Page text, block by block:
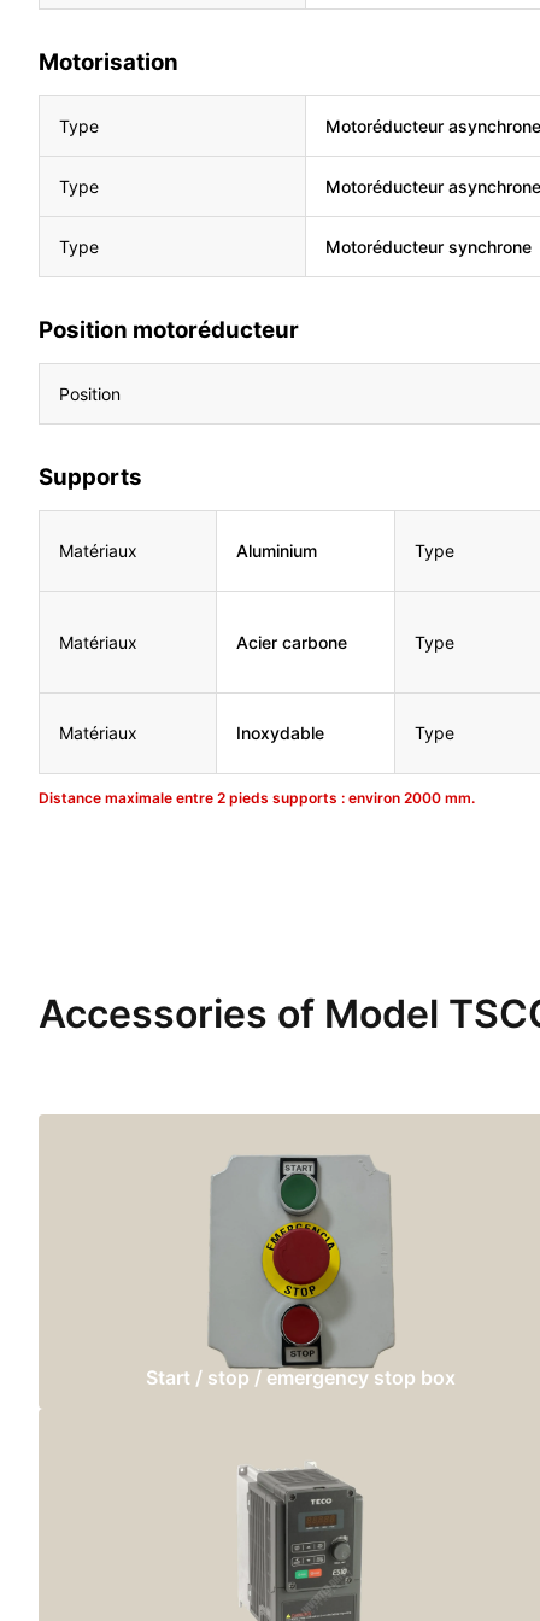
Motorisation
Type Motoréducteur asynchrone
Type Motoréducteur asynchrone
Type Motoréducteur synchrone
Position motoréducteur
Position
Supports
Matériaux Aluminium Type
Matériaux Acier carbone Type
Matériaux Inoxydable Type
Distance maximale entre 2 pieds supports : environ 2000 mm.
Accessories of Model
Start / stop / emergency stop box